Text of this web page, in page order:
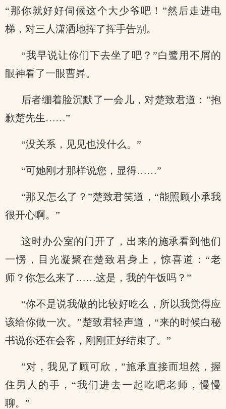
“那你就好好伺候这个大少爷吧！”然后走进电
梯，对三人潇洒地挥了挥手告别。
“我早说让你们下去坐了吧？”白鹭用不屑的
眼神看了一眼曹昇。
后者绷着脸沉默了一会儿，对楚致君道：”抱
歉楚先生……”
“没关系，见见也没什么。”
“可她刚才那样说您，显得……”
“那又怎么了？”楚致君笑道，“能照顾小承我
很开心啊。”
这时办公室的门开了，出来的施承看到他们
一愣，目光凝聚在楚致君身上，惊喜道：“老
师？你怎么来了……这是，我的午饭吗？”
“你不是说我做的比较好吃么，所以我觉得应
该给你做一次。”楚致君轻声道，“来的时候白秘
书说你还在会客，刚刚正好结束了。”
”对，我见了顾可欣，”施承直接而坦然，握
住男人的手，“我们进去一起吃吧老师，慢慢
聊。”